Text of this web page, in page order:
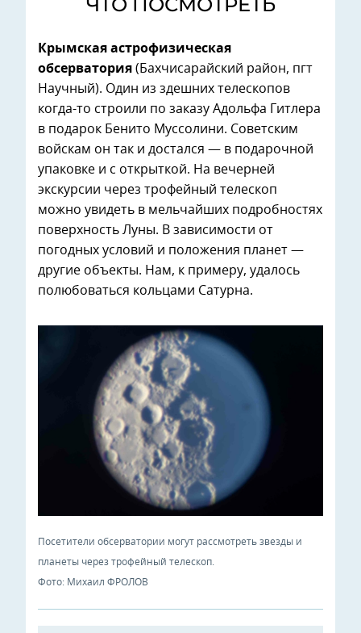
Крымская астрофизическая
обсерватория (Бахчисарайский район, пгт
Научный). Один из здешних телескопов
когда-то строили по заказу Адольфа Гитлера
в подарок Бенито Муссолини. Советским
войскам он так и достался — в подарочной
упаковке и с открыткой. На вечерней
экскурсии через трофейный телескоп
можно увидеть в мельчайших подробностях
поверхность Луны. В зависимости от
погодных условий и положения планет —
другие объекты. Нам, к примеру, удалось
полюбоваться кольцами Сатурна.
Посетители обсерватории могут рассмотреть звезды и
планеты через трофейный телескоп.
Фото: Михаил ФРОЛОВ